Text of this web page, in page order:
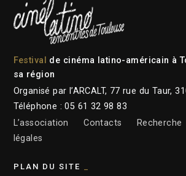
Festival
de cinéma latino-américain à
sa région
Organisé par l’ARCALT, 77 rue du Taur,
Téléphone : 05 61 32 98 83
L’association
Contacts Recherche
légales
PLAN DU SITE